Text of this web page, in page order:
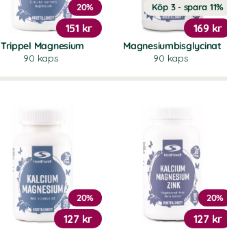
Trippel Magnesium
90 kaps
20%
151 kr
Magnesiumbisglycinat
90 kaps
Köp 3 - spara 11%
169 kr
20%
127 kr
20%
127 kr